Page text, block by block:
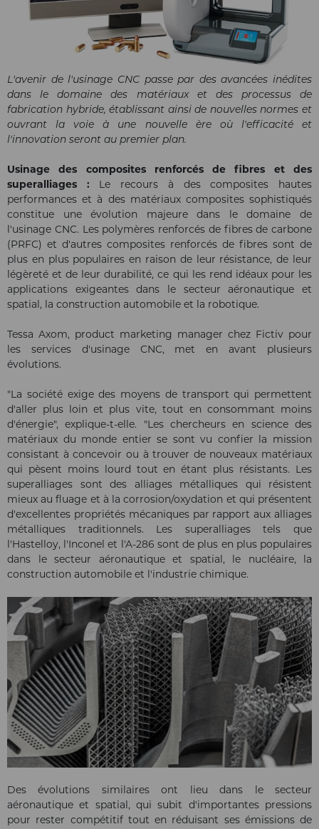
L'avenir de l'usinage CNC passe par des avancées inédites
dans le domaine des matériaux et des processus de
fabrication hybride, établissant ainsi de nouvelles normes et
ouvrant la voie à une nouvelle ère où l'efficacité et
l'innovation seront au premier plan.
Usinage des composites renforcés de fibres et des
superalliages : Le recours à des composites hautes
performances et à des matériaux composites sophistiqués
constitue une évolution majeure dans le domaine de
l'usinage CNC. Les polymères renforcés de fibres de carbone
(PRFC) et d'autres composites renforcés de fibres sont de
plus en plus populaires en raison de leur résistance, de leur
légèreté et de leur durabilité, ce qui les rend idéaux pour les
applications exigeantes dans le secteur aéronautique et
spatial, la construction automobile et la robotique.
Tessa Axom, product marketing manager chez Fictiv pour
les services d'usinage CNC, met en avant plusieurs
évolutions.
"La société exige des moyens de transport qui permettent
d'aller plus loin et plus vite, tout en consommant moins
d'énergie", explique-t-elle. "Les chercheurs en science des
matériaux du monde entier se sont vu confier la mission
consistant à concevoir ou à trouver de nouveaux matériaux
qui pèsent moins lourd tout en étant plus résistants. Les
superalliages sont des alliages métalliques qui résistent
mieux au fluage et à la corrosion/oxydation et qui présentent
d'excellentes propriétés mécaniques par rapport aux alliages
métalliques traditionnels. Les superalliages tels que
l'Hastelloy, l'Inconel et l'A-286 sont de plus en plus populaires
dans le secteur aéronautique et spatial, le nucléaire, la
construction automobile et l'industrie chimique.
Des évolutions similaires ont lieu dans le secteur
aéronautique et spatial, qui subit d'importantes pressions
pour rester compétitif tout en réduisant ses émissions de